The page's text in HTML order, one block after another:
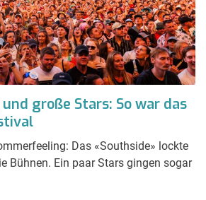
große Stars: So war das
Das «Southside» lockte
Bühnen. Ein paar Stars gingen sogar